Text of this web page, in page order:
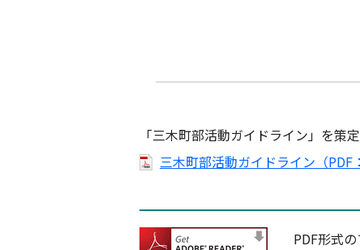
「三木町部活動ガイドライン」を策
三木町部活動ガイドライン（PDF
PDF形式